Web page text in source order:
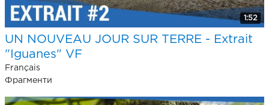
1:52
UN NOUVEAU JOUR SUR TERRE - Extrait
"Iguanes" VF
Français
Фрагменти